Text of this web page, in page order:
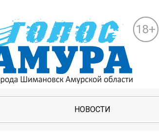
18+
НОВОСТИ